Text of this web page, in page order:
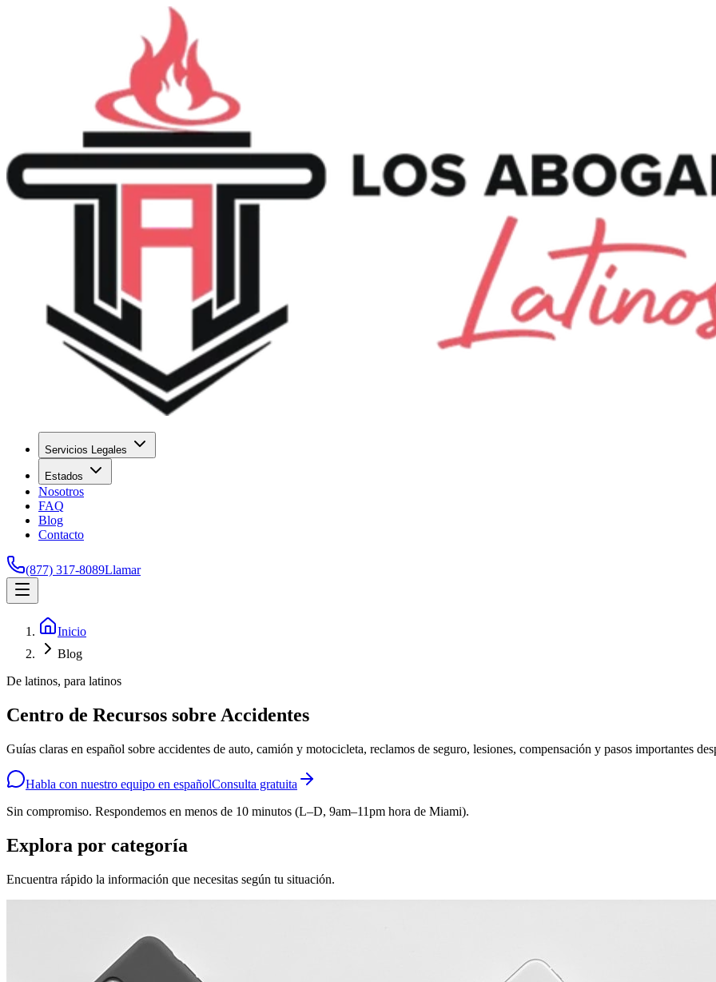
Servicios Legales
Estados
Nosotros
FAQ
Blog
Contacto
(877) 317-8089Llamar
Inicio
Blog
De latinos, para latinos
Centro de Recursos sobre Accidentes
Guías claras en español sobre accidentes de auto, camión y motocicleta, reclamos de seguro, lesiones, compensación y pasos importantes
Habla con nuestro equipo en españolConsulta gratuita
Sin compromiso. Respondemos en menos de 10 minutos (L–D, 9am–11pm hora de Miami).
Explora por categoría
Encuentra rápido la información que necesitas según tu situación.